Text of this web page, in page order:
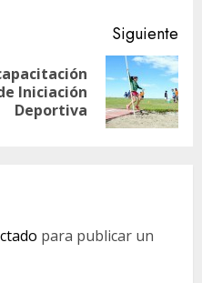
Siguiente
Iniciación
Deportiva
para publicar un